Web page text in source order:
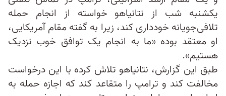
یکشنبه شب از نتانیاهو خواسته از انجام حمله
تلافی‌جویانه خودداری کند، زیرا به گفته مقام آمریکایی،
او معتقد بوده «ما به انجام یک توافق خوب نزدیک
هستیم».
طبق این گزارش، نتانیاهو تلاش کرده با این درخواست
مخالفت کند و ترامپ را متقاعد کند که اجازه حمله به